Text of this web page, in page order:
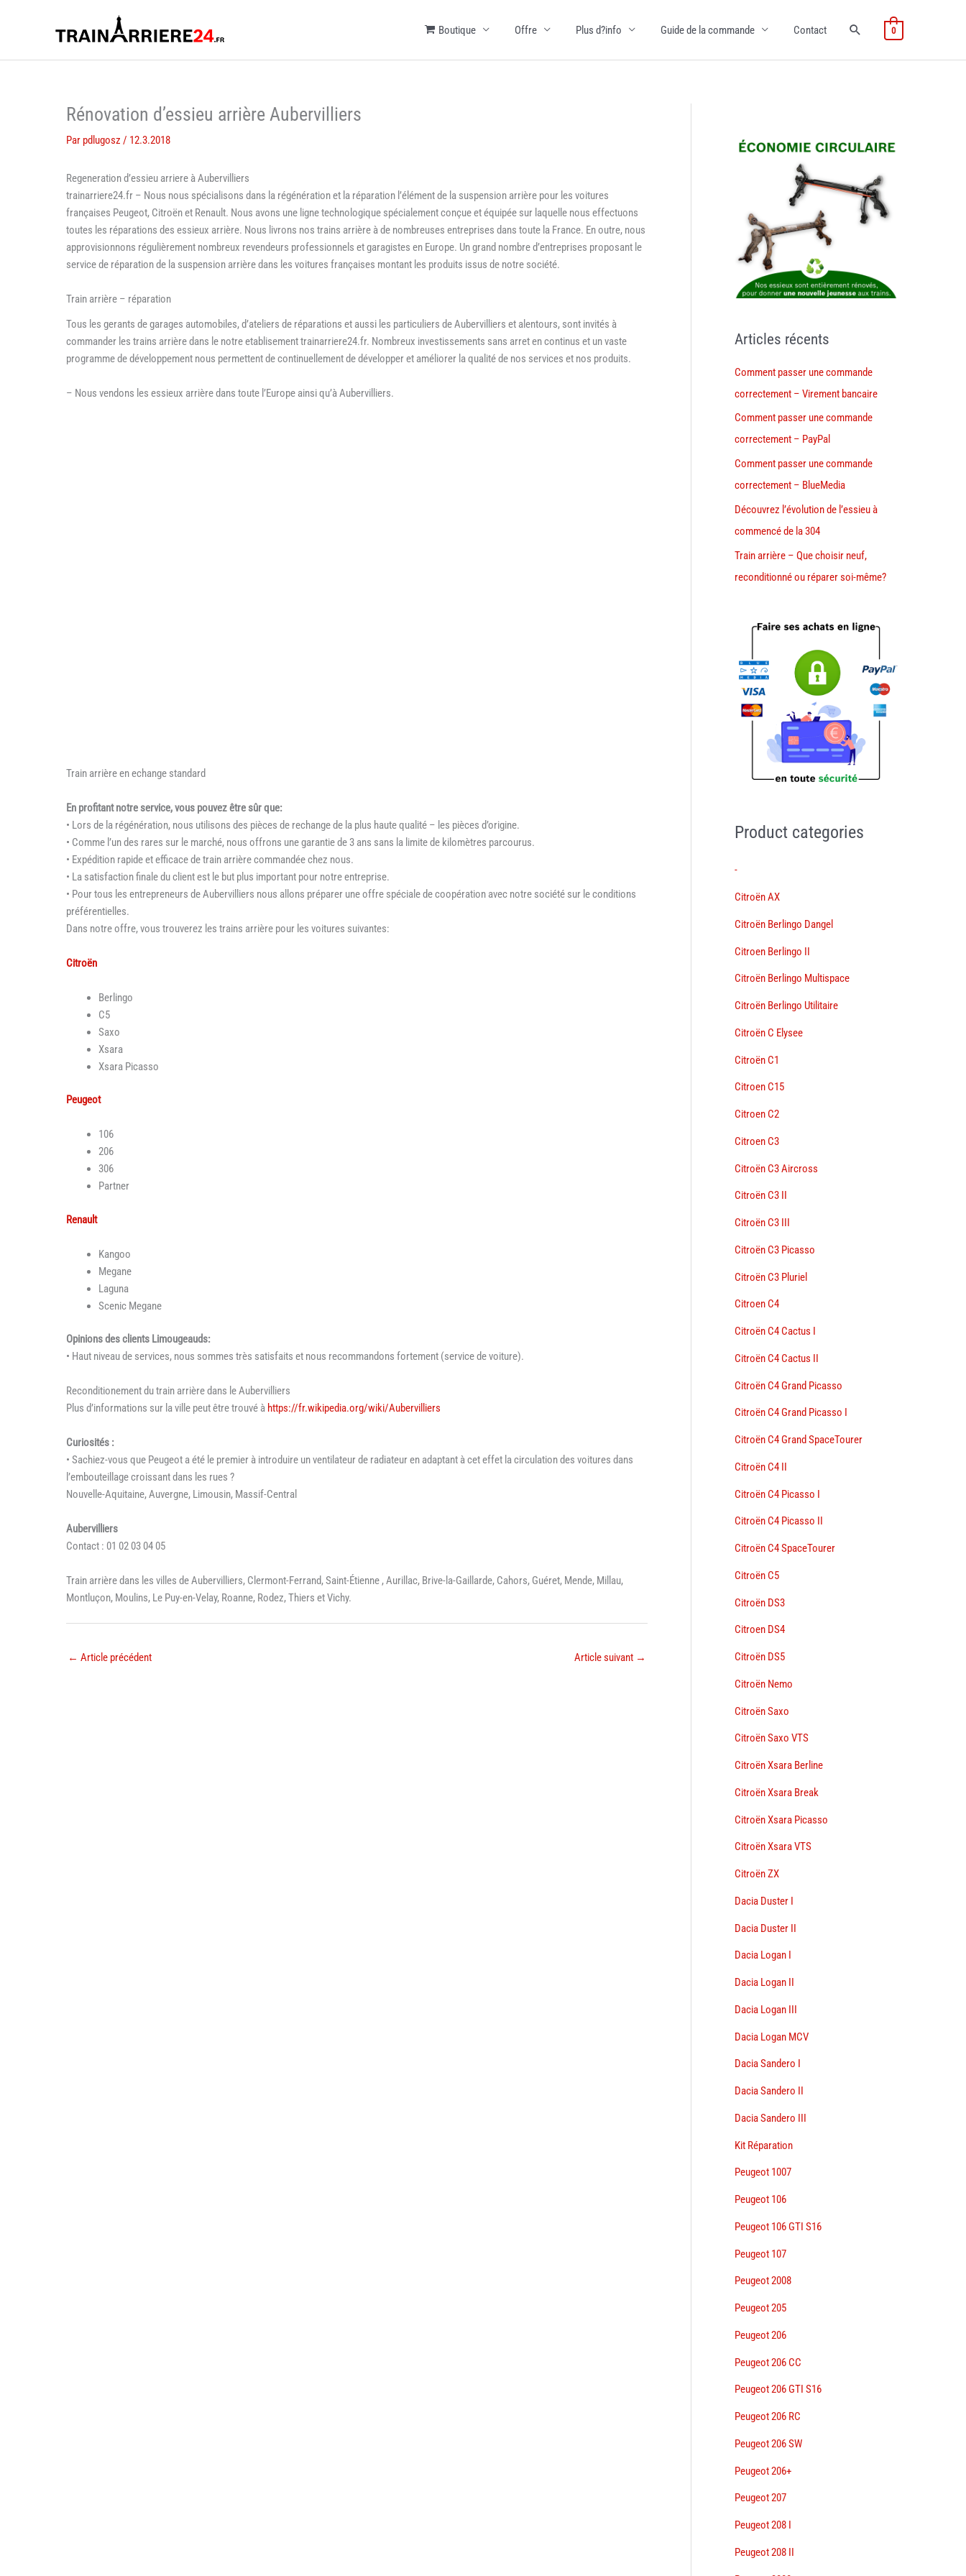
Boutique Offre Plus d?info Guide de la commande Contact 0
Rénovation d’essieu arrière Aubervilliers
Par pdlugosz / 12.3.2018
Regeneration d’essieu arriere à Aubervilliers
trainarriere24.fr – Nous nous spécialisons dans la régénération et la réparation l’élément de la suspension arrière pour les voitures
françaises Peugeot, Citroën et Renault. Nous avons une ligne technologique spécialement conçue et équipée sur laquelle nous effectuons
toutes les réparations des essieux arrière. Nous livrons nos trains arrière à de nombreuses entreprises dans toute la France. En outre, nous
approvisionnons régulièrement nombreux revendeurs professionnels et garagistes en Europe. Un grand nombre d’entreprises proposant le
service de réparation de la suspension arrière dans les voitures françaises montant les produits issus de notre société.
Train arrière – réparation
Tous les gerants de garages automobiles, d’ateliers de réparations et aussi les particuliers de Aubervilliers et alentours, sont invités à
commander les trains arrière dans le notre etablisement trainarriere24.fr. Nombreux investissements sans arret en continus et un vaste
programme de développement nous permettent de continuellement de développer et améliorer la qualité de nos services et nos produits.
– Nous vendons les essieux arrière dans toute l’Europe ainsi qu’à Aubervilliers.
Train arrière en echange standard
En profitant notre service, vous pouvez être sûr que:
• Lors de la régénération, nous utilisons des pièces de rechange de la plus haute qualité – les pièces d’origine.
• Comme l’un des rares sur le marché, nous offrons une garantie de 3 ans sans la limite de kilomètres parcourus.
• Expédition rapide et efficace de train arrière commandée chez nous.
• La satisfaction finale du client est le but plus important pour notre entreprise.
• Pour tous les entrepreneurs de Aubervilliers nous allons préparer une offre spéciale de coopération avec notre société sur le conditions
préférentielles.
Dans notre offre, vous trouverez les trains arrière pour les voitures suivantes:
Citroën
Berlingo
C5
Saxo
Xsara
Xsara Picasso
Peugeot
106
206
306
Partner
Renault
Kangoo
Megane
Laguna
Scenic Megane
Opinions des clients Limougeauds:
• Haut niveau de services, nous sommes très satisfaits et nous recommandons fortement (service de voiture).
Reconditionement du train arrière dans le Aubervilliers
Plus d’informations sur la ville peut être trouvé à https://fr.wikipedia.org/wiki/Aubervilliers
Curiosités :
• Sachiez-vous que Peugeot a été le premier à introduire un ventilateur de radiateur en adaptant à cet effet la circulation des voitures dans
l’embouteillage croissant dans les rues ?
Nouvelle-Aquitaine, Auvergne, Limousin, Massif-Central
Aubervilliers
Contact : 01 02 03 04 05
Train arrière dans les villes de Aubervilliers, Clermont-Ferrand, Saint-Étienne , Aurillac, Brive-la-Gaillarde, Cahors, Guéret, Mende, Millau,
Montluçon, Moulins, Le Puy-en-Velay, Roanne, Rodez, Thiers et Vichy.
← Article précédent Article suivant →
Articles récents
Comment passer une commande
correctement – Virement bancaire
Comment passer une commande
correctement – PayPal
Comment passer une commande
correctement – BlueMedia
Découvrez l’évolution de l’essieu à
commencé de la 304
Train arrière – Que choisir neuf,
reconditionné ou réparer soi-même?
Product categories
-
Citroën AX
Citroën Berlingo Dangel
Citroen Berlingo II
Citroën Berlingo Multispace
Citroën Berlingo Utilitaire
Citroën C Elysee
Citroën C1
Citroen C15
Citroen C2
Citroen C3
Citroën C3 Aircross
Citroën C3 II
Citroën C3 III
Citroën C3 Picasso
Citroën C3 Pluriel
Citroen C4
Citroën C4 Cactus I
Citroën C4 Cactus II
Citroën C4 Grand Picasso
Citroën C4 Grand Picasso I
Citroën C4 Grand SpaceTourer
Citroën C4 II
Citroën C4 Picasso I
Citroën C4 Picasso II
Citroën C4 SpaceTourer
Citroën C5
Citroën DS3
Citroen DS4
Citroën DS5
Citroën Nemo
Citroën Saxo
Citroën Saxo VTS
Citroën Xsara Berline
Citroën Xsara Break
Citroën Xsara Picasso
Citroën Xsara VTS
Citroën ZX
Dacia Duster I
Dacia Duster II
Dacia Logan I
Dacia Logan II
Dacia Logan III
Dacia Logan MCV
Dacia Sandero I
Dacia Sandero II
Dacia Sandero III
Kit Réparation
Peugeot 1007
Peugeot 106
Peugeot 106 GTI S16
Peugeot 107
Peugeot 2008
Peugeot 205
Peugeot 206
Peugeot 206 CC
Peugeot 206 GTI S16
Peugeot 206 RC
Peugeot 206 SW
Peugeot 206+
Peugeot 207
Peugeot 208 I
Peugeot 208 II